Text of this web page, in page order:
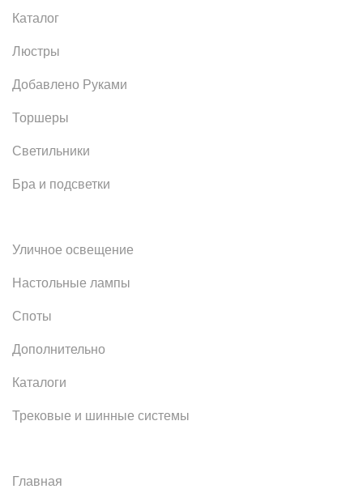
Каталог
Люстры
Добавлено Руками
Торшеры
Светильники
Бра и подсветки
Уличное освещение
Настольные лампы
Споты
Дополнительно
Каталоги
Трековые и шинные системы
Главная